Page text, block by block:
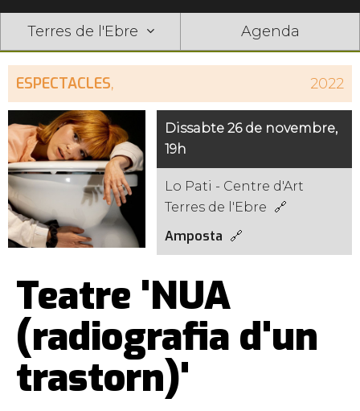
Terres de l'Ebre Agenda
ESPECTACLES, 2022
Dissabte 26 de novembre,
19h
Lo Pati - Centre d'Art
Terres de l'Ebre
Amposta
Teatre 'NUA
(radiografia d'un
trastorn)'